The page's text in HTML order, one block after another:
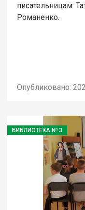
писательницам:
Романенко.
Опубликовано:
БИБЛИОТЕКА № 3